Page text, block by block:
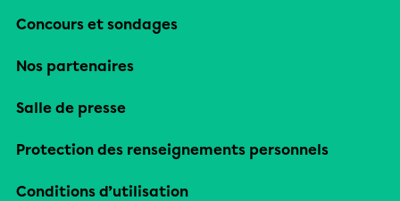
Concours et sondages
Nos partenaires
Salle de presse
Protection des renseignements personnels
Conditions d’utilisation